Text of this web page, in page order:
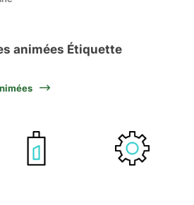
animées Étiquette